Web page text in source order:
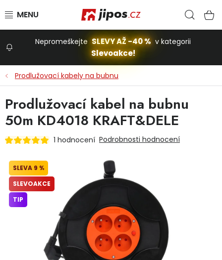
Stavba a dům
Dílna
Domácnost
Dětská hřiště
Nepromeškejte SLEVY AŽ -40 % v kategorii
Slevoakce!
Prodlužovací kabely na bubnu
Prodlužovací kabel na bubnu
50m KD4018 KRAFT&DELE
1 hodnocení Podrobnosti hodnocení
9 %
SLEVOAKCE
TIP